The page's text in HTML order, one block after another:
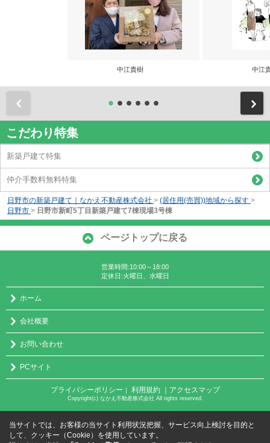
中江貴樹 中江
こだわり特集
新築戸建て特集
仲介手数料無料特集
日野市の新築戸建て｜なかえ不動産株式会社 > (居住用(売買))地域から探す >
日野市 > 日野市新町5丁目新築戸建て7棟現場3号棟
ページトップに戻る
営業時間:10:00～18:00
定休日:火曜日、水曜日
ホーム
会社概要
お問い合わせ
PCサイト
プライバシーポリシー 利用規約 ｜アクセスマップ
Copyright(c) なかえ不動産株式会社 All rights reserved.
当サイトでは、お客様の当サイト利用状況把握、サービス向上検討を目的と
して、クッキー（Cookie）を使用しています。